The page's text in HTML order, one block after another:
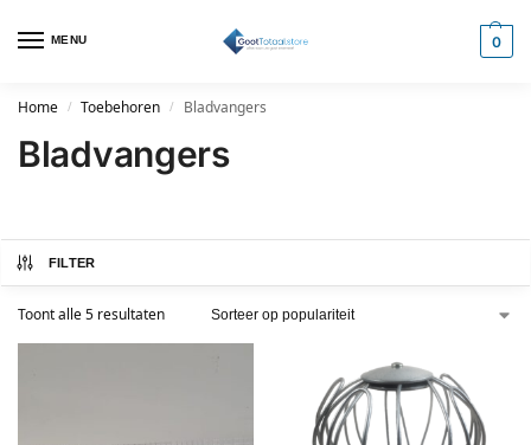
MENU 0
Home / Toebehoren / Bladvangers
Bladvangers
FILTER
Toont alle 5 resultaten